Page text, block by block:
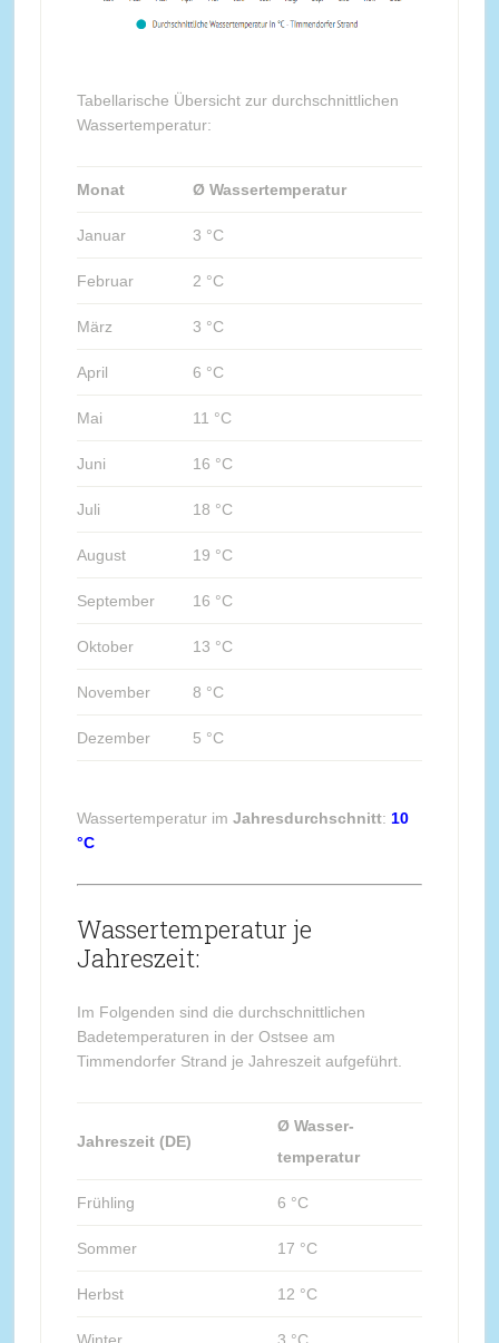
Tabellarische Übersicht zur durchschnittlichen
Wassertemperatur:
Monat Ø Wassertemperatur
Januar 3 °C
Februar 2 °C
März 3 °C
April 6 °C
Mai 11 °C
Juni 16 °C
Juli 18 °C
August 19 °C
September 16 °C
Oktober 13 °C
November 8 °C
Dezember 5 °C
Wassertemperatur im Jahresdurchschnitt: 10
°C
Wassertemperatur je
Jahreszeit:
Im Folgenden sind die durchschnittlichen
Badetemperaturen in der Ostsee am
Timmendorfer Strand je Jahreszeit aufgeführt.
Jahreszeit (DE)
Ø Wasser-
temperatur
Frühling 6 °C
Sommer 17 °C
Herbst 12 °C